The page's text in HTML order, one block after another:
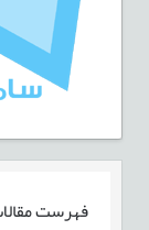
فهرست